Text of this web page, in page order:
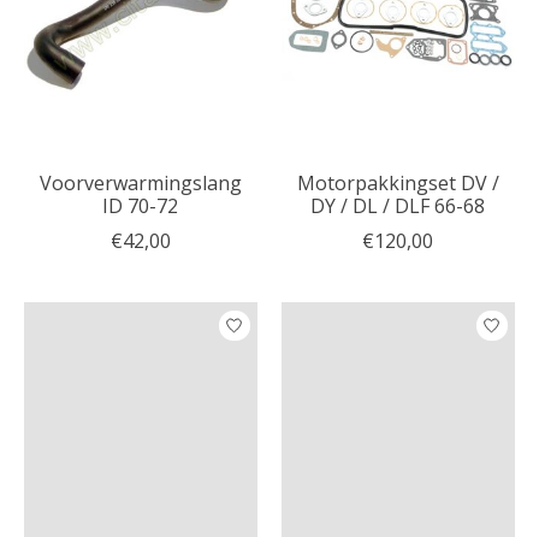
Voorverwarmingslang
ID 70-72
€42,00
Motorpakkingset DV /
DY / DL / DLF 66-68
€120,00